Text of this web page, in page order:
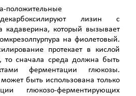
положительные
лизин с
кадаверина, который вызывает
на фиолетовый.
протекает в кислой
то сначала среда должна быть
ферментации глюкозы.
быть использована только
глюкозо-ферментирующих